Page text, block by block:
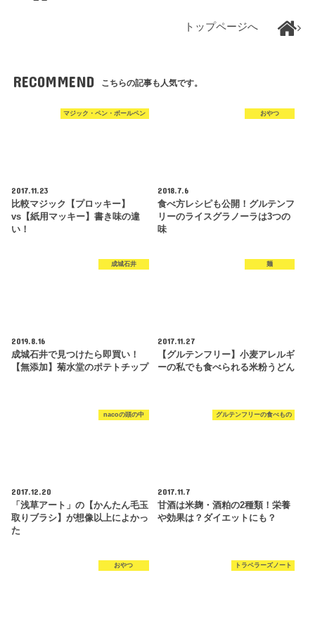
トップページへ
RECOMMEND こちらの記事も人気です。
マジック・ペン・ボールペン
2017.11.23
比較マジック【プロッキー】
vs【紙用マッキー】書き味の違
い！
おやつ
2018.7.6
食べ方レシピも公開！グルテンフ
リーのライスグラノーラは3つの
味
成城石井
2019.8.16
成城石井で見つけたら即買い！
【無添加】菊水堂のポテトチップ
麺
2017.11.27
【グルテンフリー】小麦アレルギ
ーの私でも食べられる米粉うどん
nacoの頭の中
2017.12.20
「浅草アート」の【かんたん毛玉
取りブラシ】が想像以上によかっ
た
グルテンフリーの食べもの
2017.11.7
甘酒は米麹・酒粕の2種類！栄養
や効果は？ダイエットにも？
おやつ トラベラーズノート